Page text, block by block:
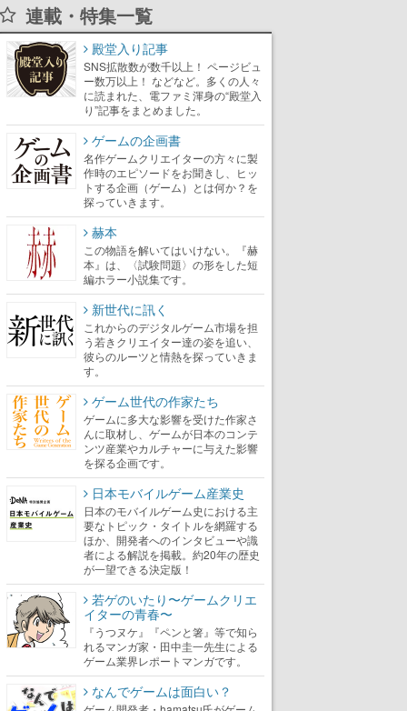
連載・特集一覧
殿堂入り記事
SNS拡散数が数千以上！ ページビュ
ー数万以上！ などなど。多くの人々
に読まれた、電ファミ渾身の“殿堂入
り”記事をまとめました。
ゲームの企画書
名作ゲームクリエイターの方々に製
作時のエピソードをお聞きし、ヒッ
トする企画（ゲーム）とは何か？を
探っていきます。
赫本
この物語を解いてはいけない。『赫
本』は、〈試験問題〉の形をした短
編ホラー小説集です。
新世代に訊く
これからのデジタルゲーム市場を担
う若きクリエイター達の姿を追い、
彼らのルーツと情熱を探っていきま
す。
ゲーム世代の作家たち
ゲームに多大な影響を受けた作家さ
んに取材し、ゲームが日本のコンテ
ンツ産業やカルチャーに与えた影響
を探る企画です。
日本モバイルゲーム産業史
日本のモバイルゲーム史における主
要なトピック・タイトルを網羅する
ほか、開発者へのインタビューや識
者による解説を掲載。約20年の歴史
が一望できる決定版！
若ゲのいたり〜ゲームクリエ
イターの青春〜
『うつヌケ』『ペンと箸』等で知ら
れるマンガ家・田中圭一先生による
ゲーム業界レポートマンガです。
なんでゲームは面白い？